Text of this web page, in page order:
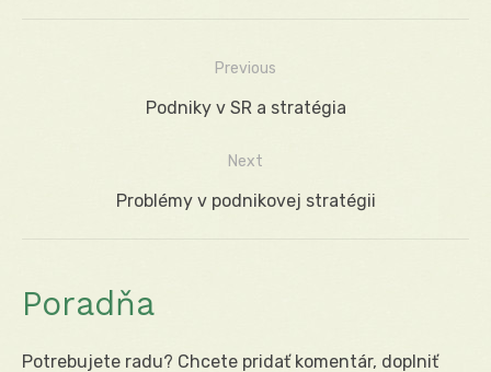
Navigácia
Previous
Previous
Podniky v SR a stratégia
Next
Next
Problémy v podnikovej stratégii
Poradňa
Potrebujete radu? Chcete pridať komentár, doplniť